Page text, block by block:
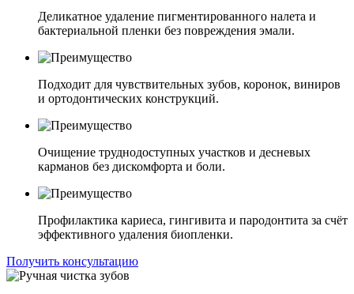
Деликатное удаление пигментированного налета и
бактериальной пленки без повреждения эмали.
Подходит для чувствительных зубов, коронок, виниров
и ортодонтических конструкций.
Очищение труднодоступных участков и десневых
карманов без дискомфорта и боли.
Профилактика кариеса, гингивита и пародонтита за счёт
эффективного удаления биопленки.
Получить консультацию